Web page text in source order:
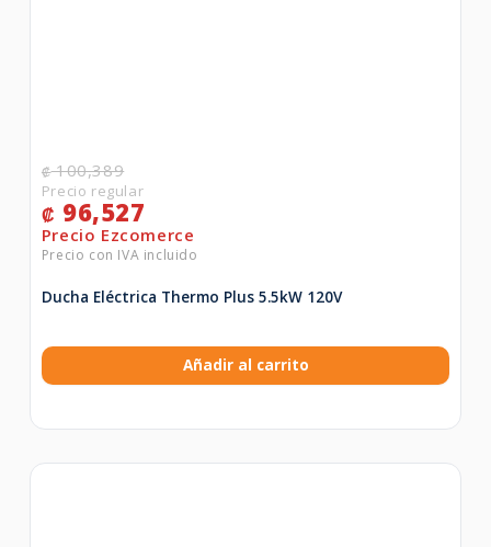
₡100,389
₡ 96,527
Ducha Eléctrica Thermo Plus 5.5kW 120V
Añadir al carrito